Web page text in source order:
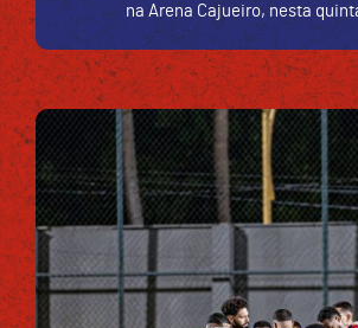
na Arena Cajueiro, nesta